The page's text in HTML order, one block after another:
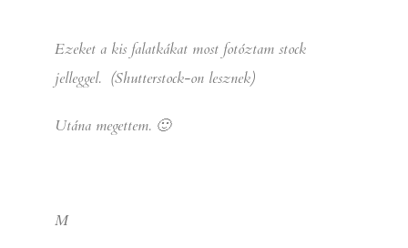
Ezeket a kis falatkákat most fotóztam stock
jelleggel. (Shutterstock-on lesznek)
Utána megettem. 🙂
M